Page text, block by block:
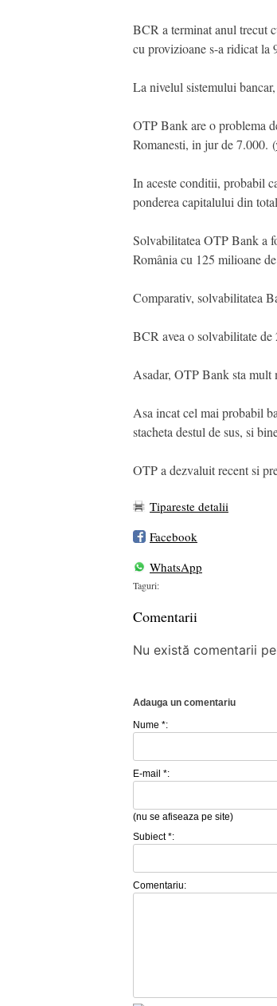
BCR a terminat anul trecut
cu provizioane s-a ridicat la
La nivelul sistemului
OTP Bank are o problema
Romanesti, in jur de 7.000. (
In aceste conditii, probabil
ponderea capitalului din
Solvabilitatea OTP Bank a
România cu 125 milioane
Comparativ, solvabilitatea
BCR avea o solvabilitate
Asadar, OTP Bank sta mult
Asa incat cel mai probabil
stacheta destul de sus, si
OTP a dezvaluit recent si
Tipareste detalii
Facebook
WhatsApp
Taguri:
Comentarii
Nu există comentarii
Adauga un comentariu
Nume *:
E-mail *:
(nu se afiseaza pe site)
Subiect *:
Comentariu: